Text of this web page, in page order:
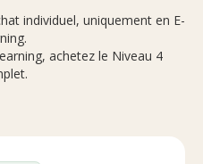
individuel, uniquement en E-
achetez le Niveau 4